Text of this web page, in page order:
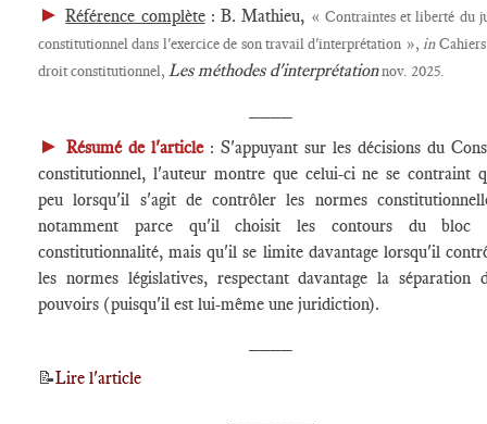
► Référence complète: B. Mathieu, « Contraintes et liberté du
constitutionnel dans l'exercice de son travail d'interprétation »,in
droit constitutionnel, Les méthodes d'interprétationnov. 2025.
► Résumé de l'article: S'appuyant sur les décisions du
constitutionnel, l'auteur montre que celui-ci ne se contraint
peu lorsqu'il s'agit de contrôler les normes
notamment parce qu'il choisit les contours du bloc
constitutionnalité, mais qu'il se limite davantage lorsqu'il
les normes législatives, respectant davantage la séparation
pouvoirs (puisqu'il est lui-même une juridiction).
📝Lire l'article